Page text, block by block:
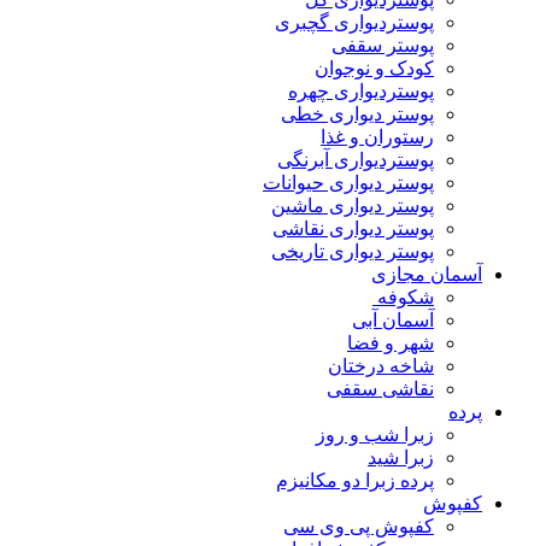
پوستردیواری گچبری
پوستر سقفی
کودک و نوجوان
پوستردیواری چهره
پوستر دیواری خطی
رستوران و غذا
پوستردیواری آبرنگی
پوستر دیواری حیوانات
پوستر دیواری ماشین
پوستر دیواری نقاشی
پوستر دیواری تاریخی
آسمان مجازی
شکوفه
آسمان آبی
شهر و فضا
شاخه درختان
نقاشی سقفی
پرده
زبرا شب و روز
زبرا شید
پرده زبرا دو مکانیزم
کفپوش
کفپوش پی وی سی